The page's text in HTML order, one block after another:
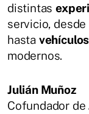
distintas
servicio, desde
hasta
modernos.
Julián Muñoz
Cofundador de